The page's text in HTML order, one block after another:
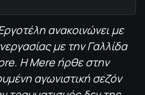
ανακοινώνει με
με την Γαλλίδα
Η Mere ήρθε στην
αγωνιστική σεζόν